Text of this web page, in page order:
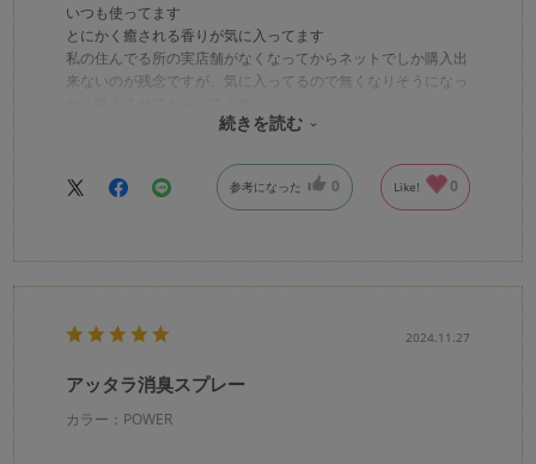
いつも使ってます
とにかく癒される香りが気に入ってます
私の住んでる所の実店舗がなくなってからネットでしか購入出
来ないのが残念ですが、気に入ってるので無くなりそうになっ
同じ香りの車用も使ってます続きを読む
参考になった 0 Like! 0
2024.11.27
アッタラ消臭スプレー
カラー：POWER